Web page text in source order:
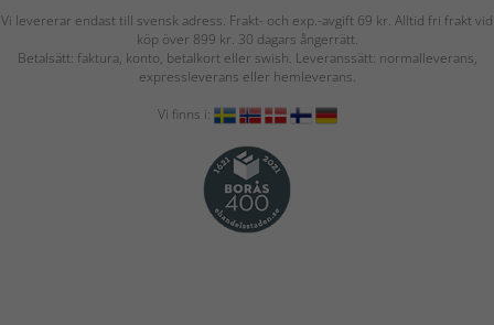
Vi levererar endast till svensk adress. Frakt- och exp.-avgift 69 kr. Alltid fri frakt vid
köp över 899 kr. 30 dagars ångerrätt.
Betalsätt: faktura, konto, betalkort eller swish. Leveranssätt: normalleverans,
expressleverans eller hemleverans.
Vi finns i: